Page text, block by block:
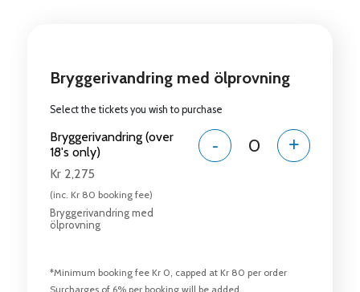
Bryggerivandring med ölprovning
Select the tickets you wish to purchase
Bryggerivandring (over
18's only)
Kr 2,275
(inc. Kr 80 booking fee)
Bryggerivandring med
ölprovning
- +
*Minimum booking fee Kr 0, capped at Kr 80 per order
Surcharges of 6% per booking will be added.